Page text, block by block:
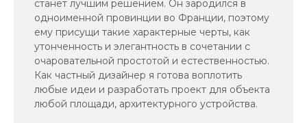
станет лучшим решением. Он зародился в
одноименной провинции во Франции, поэтому
ему присущи такие характерные черты, как
утонченность и элегантность в сочетании с
очаровательной простотой и естественностью.
Как частный дизайнер я готова воплотить
любые идеи и разработать проект для объекта
любой площади, архитектурного устройства.